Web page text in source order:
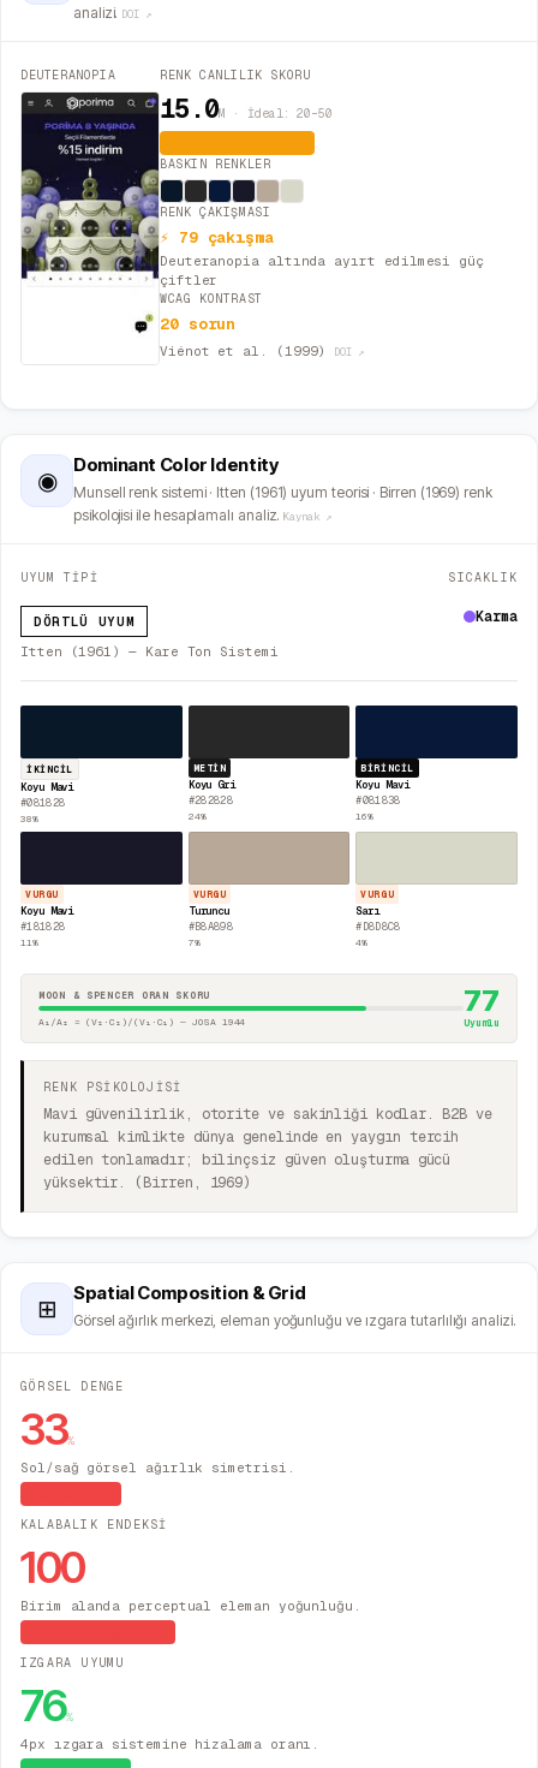
analizi. DOI ↗
DEUTERANOPIA RENK CANLILIK SKORU
15.0M · İdeal: 20–50
BASKIN RENKLER
RENK ÇAKIŞMASI
⚡ 79 çakışma
Deuteranopia altında ayırt edilmesi güç
çiftler
WCAG KONTRAST
20 sorun
Viénot et al. (1999) DOI ↗
◉
Dominant Color Identity
Munsell renk sistemi · Itten (1961) uyum teorisi · Birren (1969) renk
psikolojisi ile hesaplamalı analiz. Kaynak ↗
UYUM TİPİ
DÖRTLÜ UYUM
Itten (1961) — Kare Ton Sistemi
SICAKLIK
Karma
İKINCIL
Koyu Mavi
#081828
38%
METIN
Koyu Gri
#282828
24%
BIRINCIL
Koyu Mavi
#081838
16%
VURGU
Koyu Mavi
#181828
11%
VURGU
Turuncu
#B8A898
7%
VURGU
Sarı
#D8D8C8
4%
MOON & SPENCER ORAN SKORU
A₁/A₂ = (V₂·C₂)/(V₁·C₁) — JOSA 1944
77
Uyumlu
RENK PSİKOLOJİSİ
Mavi güvenilirlik, otorite ve sakinliği kodlar. B2B ve
kurumsal kimlikte dünya genelinde en yaygın tercih
edilen tonlamadır; bilinçsiz güven oluşturma gücü
yüksektir. (Birren, 1969)
⊞
Spatial Composition & Grid
Görsel ağırlık merkezi, eleman yoğunluğu ve ızgara tutarlılığı analizi.
GÖRSEL DENGE
33%
Sol/sağ görsel ağırlık simetrisi.
KALABALIK ENDEKSİ
100
Birim alanda perceptual eleman yoğunluğu.
IZGARA UYUMU
76%
4px ızgara sistemine hizalama oranı.